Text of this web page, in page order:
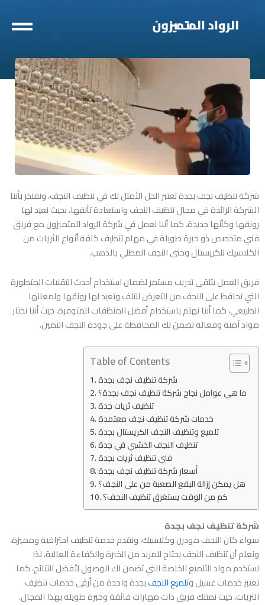
شركة تنظيف نجف بجدةتعتبر الحل الأمثل لك في تنظيف النجف، ونفتخر بأننا
الشركة الرائدة في مجال تنظيف النجف واستعادة تألقها، بحيث نعيد لها
رونقها وكأنها جديدة، كما أننا نعمل في شركة الرواد المتميزون مع فريق
فني متخصص ذو خبرة طويلة في مهام تنظيف كافة أنواع الثريات من
الكلاسيك للكريستال وحتى النجف المطلي بالذهب.
فريق العمل يتلقى تدريب مستمر لضمان استخدام أحدث التقنيات المتطورة
التي تحافظ على النجف من التعرض للتلف وتعيد لها رونقها ولمعانها
الطبيعي، كما أننا نهتم باستخدام أفضل المنظفات المتوفرة، حيث أننا نختار
مواد آمنة وفعالة تضمن لك المحافظة على جودة النجف الثمين.
Table of Contents
شركة تنظيف نجف بجدة
ما هي عوامل نجاح شركة تنظيف نجف بجدة؟
تنظيف ثريات جدة
خدمات شركة تنظيف نجف معتمدة
تلميع وتنظيف النجف الكريستال بجدة
تنظيف النجف الخشبي في جدة
فني تنظيف ثريات بجدة
أسعار شركة تنظيف نجف بجدة
هل يمكن إزالة البقع الصعبة من على النجف؟
كم من الوقت يستغرق تنظيف النجف؟
شركة تنظيف نجف بجدة
سواء كان النجف مودرن وكلاسيك، ونقدم خدمة تنظيف احترافية ومميزة،
ونعلم أن تنظيف النجف يحتاج للمزيد من الخبرة والكفاءة العالية، لذا
نستخدم مواد التلميع الخاصة التي تضمن لك الوصول لأفضل النتائج، كما
تعتبر خدمات غسيل وتلميع النجفبجدة واحدة من أرقى خدمات تنظيف
الثريات، حيث نمتلك فريق ذات مهارات فائقة وخبرة طويلة بهذا المجال.